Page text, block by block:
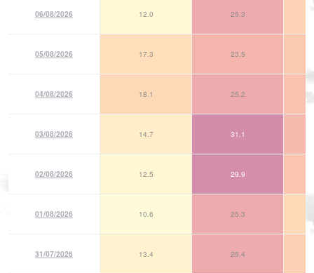
06/08/2026 12.0 25.3
05/08/2026 17.3 23.5
04/08/2026 18.1 25.2
03/08/2026 14.7 31.1
02/08/2026 12.5 29.9
01/08/2026 10.6 25.3
31/07/2026 13.4 25.4